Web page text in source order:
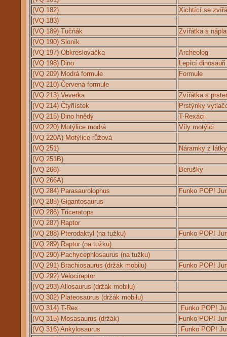
(VQ 182)
Xichtící se
(VQ 183)
(VQ 189) Tučňák
Zvířátka s
(VQ 190) Sloník
(VQ 197) Obkreslovačka
Archeolog
(VQ 198) Dino
Lepící dinosauři
(VQ 209) Modrá formule
Formule
(VQ 210) Červená formule
(VQ 213) Veverka
Zvířátka s
(VQ 214) Čtyřlístek
Prstýnky
(VQ 215) Dino hnědý
T-Rexáci
(VQ 220) Motýlice modrá
Víly motýlci
(VQ 220A) Motýlice růžová
(VQ 251)
Náramky z látky
(VQ 251B)
(VQ 266)
Berušky
(VQ 266A)
(VQ 284) Parasaurolophus
Funko POP!
(VQ 285) Gigantosaurus
(VQ 286) Triceratops
(VQ 287) Raptor
(VQ 288) Pterodaktyl (na tužku)
Funko POP!
(VQ 289) Raptor (na tužku)
(VQ 290) Pachycephlosaurus (na tužku)
(VQ 291) Brachiosaurus (držák mobilu)
Funko POP!
(VQ 292) Velociraptor
(VQ 293) Allosaurus (držák mobilu)
(VQ 302) Plateosaurus (držák mobilu)
(VQ 314) T-Rex
Funko POP!
(VQ 315) Mosasaurus (držák)
Funko POP!
(VQ 316) Ankylosaurus
Funko POP!